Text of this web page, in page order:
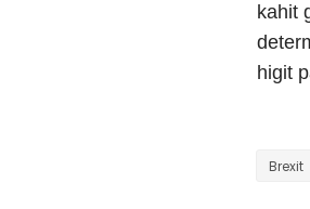
kahit
higit
Brexit